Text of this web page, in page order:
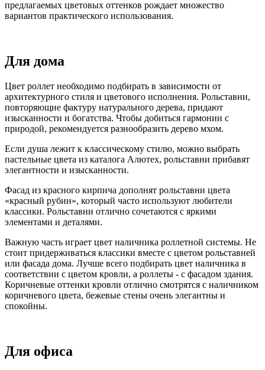
предлагаемых цветовых оттенков рождает множество
вариантов практического использования.
Для дома
Цвет роллет необходимо подбирать в зависимости от
архитектурного стиля и цветового исполнения. Рольставни,
повторяющие фактуру натурального дерева, придают
изысканности и богатства. Чтобы добиться гармонии с
природой, рекомендуется разнообразить дерево мхом.
Если душа лежит к классическому стилю, можно выбрать
пастельные цвета из каталога Алютех, рольставни прибавят
элегантности и изысканности.
Фасад из красного кирпича дополнят рольставни цвета
«красный рубин», который часто используют любители
классики. Рольставни отлично сочетаются с яркими
элементами и деталями.
Важную часть играет цвет наличника роллетной системы. Не
стоит придерживаться классики вместе с цветом рольставней
или фасада дома. Лучше всего подбирать цвет наличника в
соответствии с цветом кровли, а роллеты - с фасадом здания.
Коричневые оттенки кровли отлично смотрятся с наличником
коричневого цвета, бежевые стены очень элегантны и
спокойны.
Для офиса